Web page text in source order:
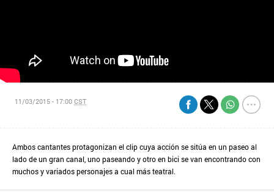
11/03/2015 - 17:00CST
Ambos cantantes protagonizan el clip cuya acción se sitúa en un paseo al
lado de un gran canal, uno paseando y otro en bici se van encontrando con
muchos y variados personajes a cual más teatral.